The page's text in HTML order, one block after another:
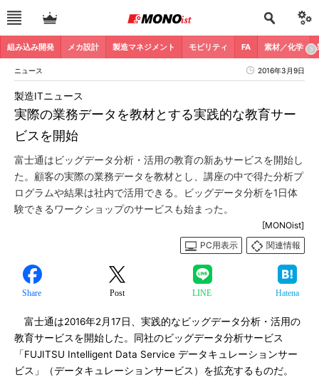
組み込み開発 メカ設計 製造マネジメント モビリティ FA 素材／化学
ニュース 2016年3月9日
実際の業務データを教材とする実践的な教育サー
ビスを開始
製造ITニュース
富士通はビッグデータ分析・活用の教育の新あサービスを開始し
た。顧客の実際の業務データを教材とし、講座の中で得た分析プ
ログラムや結果は社内で活用できる。ビッグデータ分析を1日体
験できるワークショップのサービスも始まった。
[MONOist]
PC用表示
関連情報
Share Post LINE Hatena
富士通は2016年2月17日、実践的なビッグデータ分析・活用の
教育サービスを開始した。同社のビッグデータ分析サービス
「FUJITSU Intelligent Data Service データキュレーションサー
ビス」（データキュレーションサービス）を拡充するものだ。